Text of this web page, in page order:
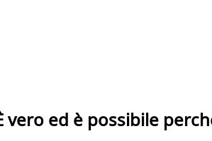
ed è possibile